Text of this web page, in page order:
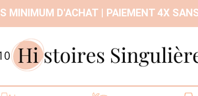
MINIMUM D'ACHAT | PAIEMENT 4X
9.3/10